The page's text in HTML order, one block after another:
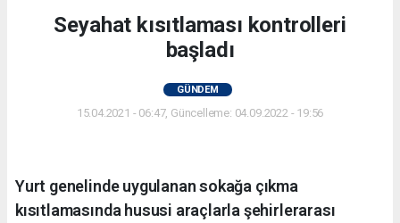
Seyahat kısıtlaması kontrolleri
başladı
GÜNDEM
15.04.2021 - 06:47, Güncelleme: 04.09.2022 - 19:56
Yurt genelinde uygulanan sokağa çıkma
kısıtlamasında hususi araçlarla şehirlerarası